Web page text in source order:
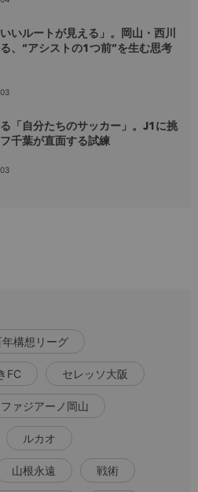
いいルートが見える」。岡山・西川
、“アシストの1つ前”を生む思考
「自分たちのサッカー」。J1に挑
千葉が直面する試練
年構想リーグ
FC セレッソ大阪
ファジアーノ岡山
ルカオ
山根永遠 戦術